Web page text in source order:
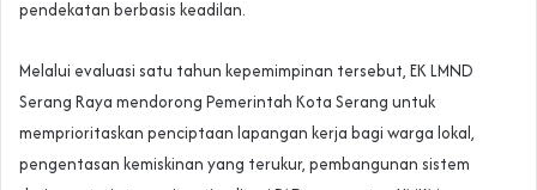
pendekatan berbasis keadilan.
Melalui evaluasi satu tahun kepemimpinan tersebut, EK LMND
Serang Raya mendorong Pemerintah Kota Serang untuk
memprioritaskan penciptaan lapangan kerja bagi warga lokal,
pengentasan kemiskinan yang terukur, pembangunan sistem